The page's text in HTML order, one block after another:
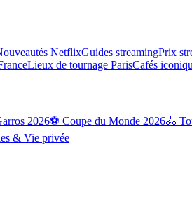
NetflixGuides streamingPrix
Lieux de tournage ParisCafés
2026⚽ Coupe du Monde 2026🚴
& Vie privée